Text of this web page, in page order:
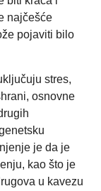
najčešće
pojaviti bilo
stres,
osnovne
je da je
kao što je
u kavezu